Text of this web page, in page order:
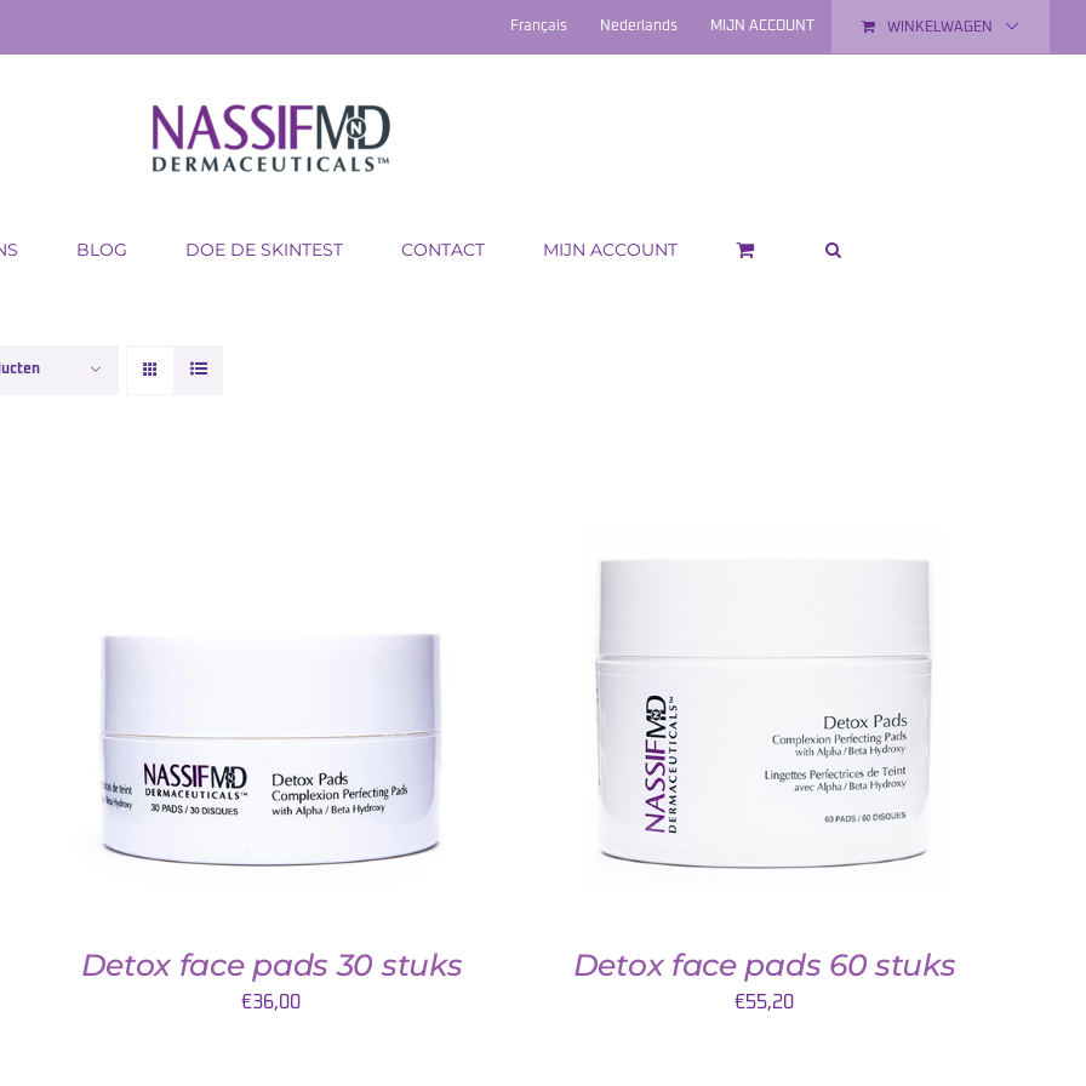
Français Nederlands MIJN ACCOUNT WINKELWAGEN
BLOG DOE DE SKINTEST CONTACT MIJN ACCOUNT
Detox face pads 30 stuks
€36,00
TOEVOEGEN AAN WINKELWAGEN
Detox face pads 60 stuks
€55,20